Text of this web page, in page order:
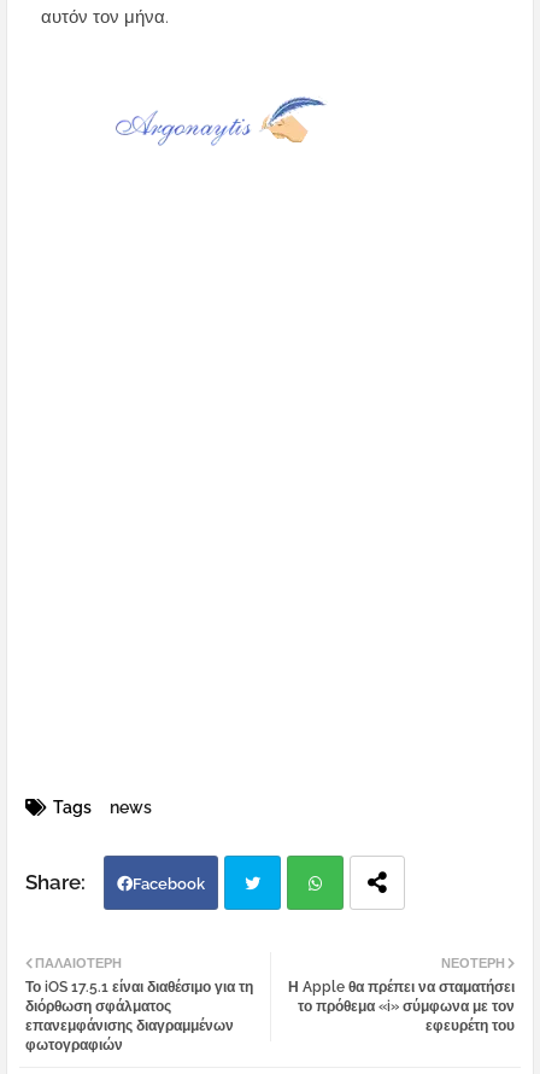
αυτόν τον μήνα.
Tags news
Facebook
tter atsa
ΝΕΌΤΕΡΗ
Η Apple θα πρέπει να σταματήσει
το πρόθεμα «i» σύμφωνα με τον
εφευρέτη του
ΠΑΛΑΙΌΤΕΡΗ
Το iOS 17.5.1 είναι διαθέσιμο για τη
διόρθωση σφάλματος
επανεμφάνισης διαγραμμένων
φωτογραφιών